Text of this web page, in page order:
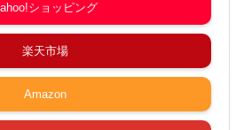
ショッピング
楽天市場
Amazon